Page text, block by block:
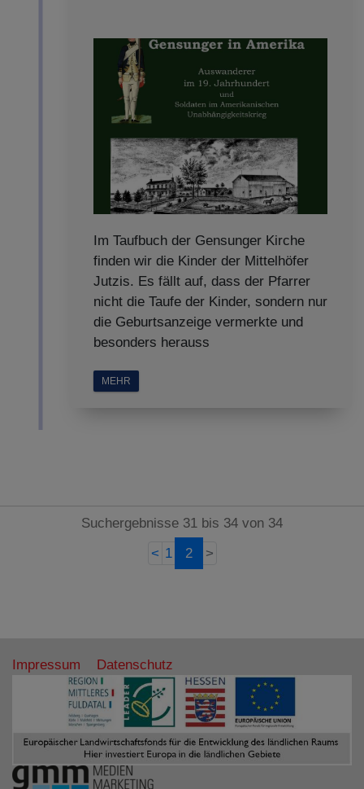
Im Taufbuch der Gensunger Kirche
finden wir die Kinder der Mittelhöfer
Jutzis. Es fällt auf, dass der Pfarrer
nicht die Taufe der Kinder, sondern nur
die Geburtsanzeige vermerkte und
besonders herauss
MEHR
Suchergebnisse 31 bis 34 von 34
< 1 2 >
Impressum Datenschutz